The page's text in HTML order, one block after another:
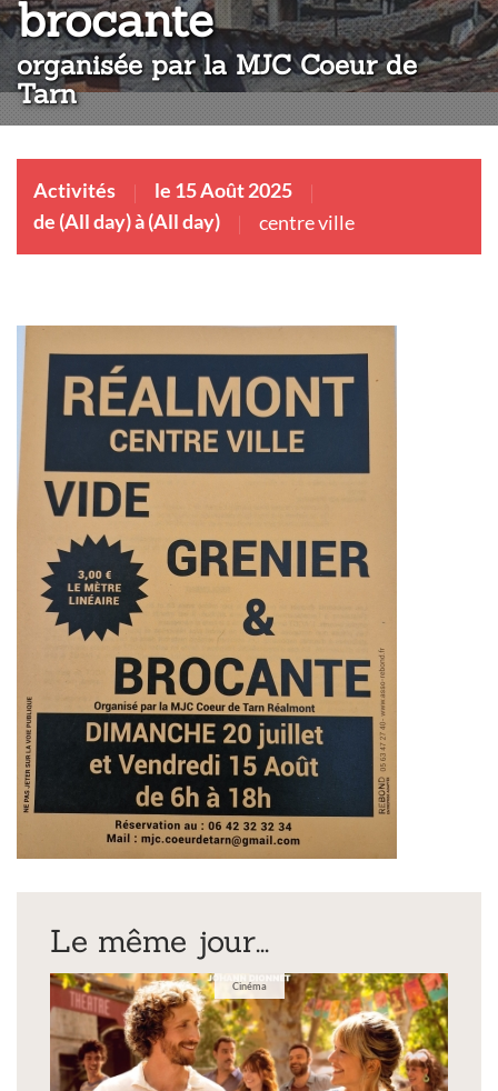
brocante:
organisée par la MJC Coeur de
Tarn
Activités
le 15 Août 2025
de (All day) à (All day)
centre ville
Le même jour...
Cinéma